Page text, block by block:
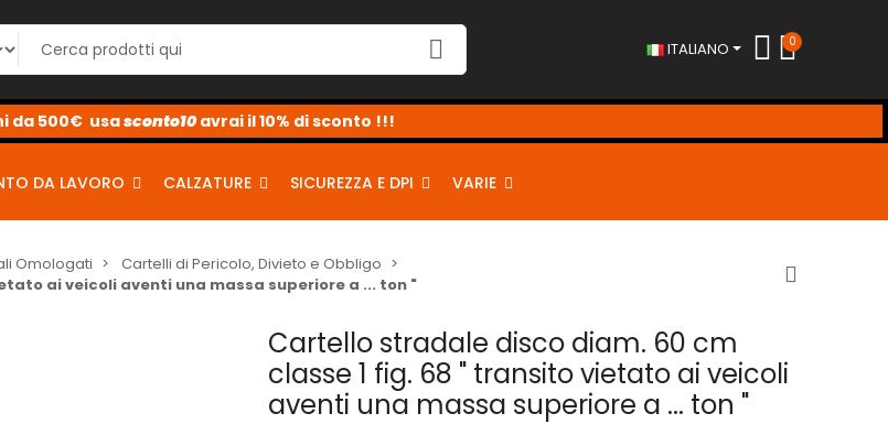
ITALIANO 0
dal 2% al 10% <-
sconto2
sconto5
sconto10
DA LAVORO CALZATURE SICUREZZA E DPI VARIE
Omologati
Cartelli di Pericolo, Divieto e Obbligo
ai veicoli aventi una massa superiore a ... ton "
Cartello stradale disco diam. 60 cm
classe 1 fig. 68 " transito vietato ai veicoli
aventi una massa superiore a ... ton "